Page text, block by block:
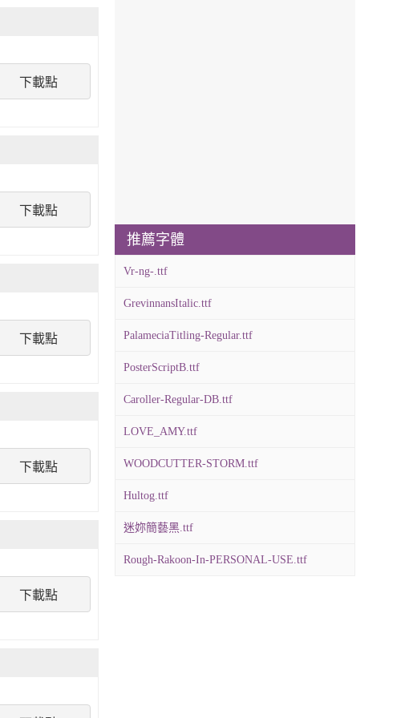
下載點
下載點
下載點
下載點
下載點
推薦字體
Vr-ng-.ttf
GrevinnansItalic.ttf
PalameciaTitling-Regular.ttf
PosterScriptB.ttf
Caroller-Regular-DB.ttf
LOVE_AMY.ttf
WOODCUTTER-STORM.ttf
Hultog.ttf
迷妳簡藝黑.ttf
Rough-Rakoon-In-PERSONAL-USE.ttf